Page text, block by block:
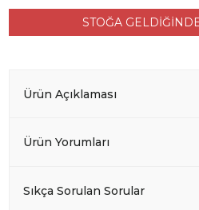
STOĞA
Ürün Açıklaması
Ürün Yorumları
Sıkça Sorulan Sorular